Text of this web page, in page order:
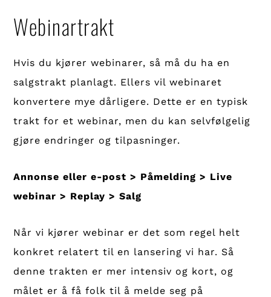
Webinartrakt
Hvis du kjører webinarer, så må du ha en
salgstrakt planlagt. Ellers vil webinaret
konvertere mye dårligere. Dette er en typisk
trakt for et webinar, men du kan selvfølgelig
gjøre endringer og tilpasninger.
Annonse eller e-post > Påmelding > Live
webinar > Replay > Salg
Når vi kjører webinar er det som regel helt
konkret relatert til en lansering vi har. Så
denne trakten er mer intensiv og kort, og
målet er å få folk til å melde seg på